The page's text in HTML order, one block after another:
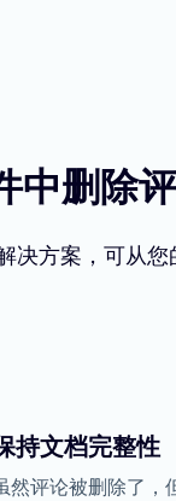
中删除
决方案，可从
持文档完整性
然评论被删除了，